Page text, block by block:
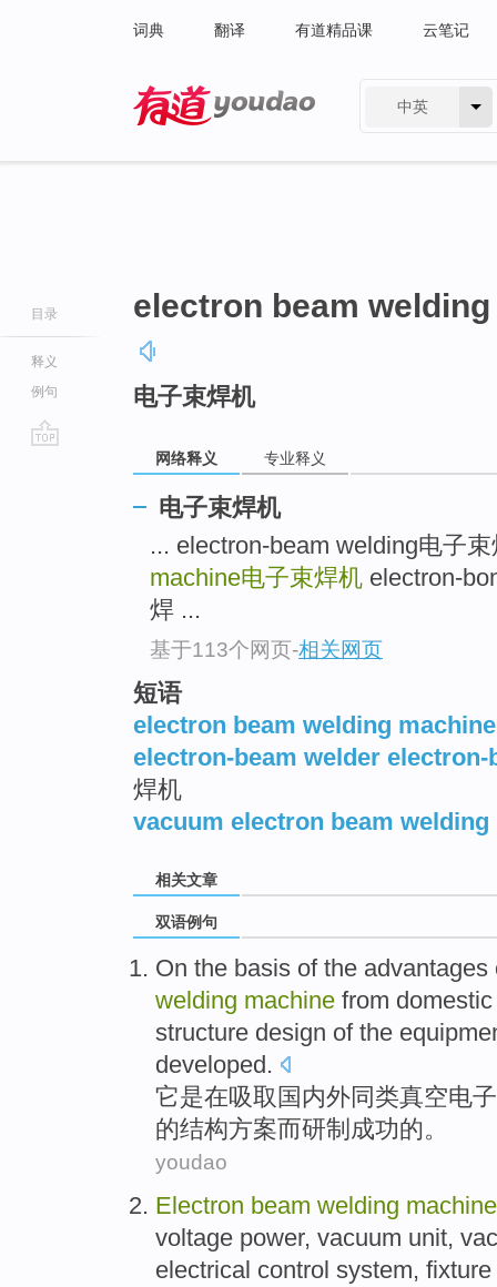
词典 翻译 有道精品课 云笔记
中英
目录
释义
例句
electron beam
电子束焊机
网络释义 专业释义
电子束焊机
... electron-beam welding电子
machine电子束焊机 electron-
焊 ...
基于113个网页-相关网页
短语
electron beam welding machine
electron-beam welder
焊机
vacuum electron beam welding
相关文章
双语例句
On the basis ofthe advantages
welding machine from
structure design of the
developed .
它是在吸取 国内外同类真空电
的结构方案而研制 成功的。
youdao
Electron beam welding machine
voltage power, vacuum unit,
electrical control system, fixture